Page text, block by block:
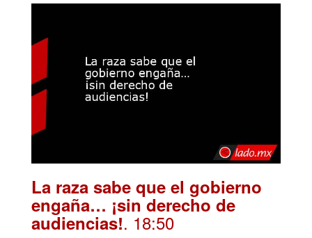
La raza sabe que el gobierno
engaña… ¡sin derecho de
audiencias!. 18:50